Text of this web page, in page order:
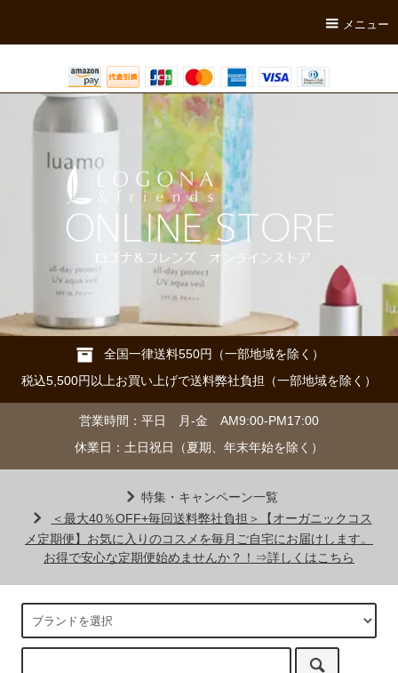
メニュー
全国一律送料550円（一部地域を除く）
税込5,500円以上お買い上げで送料弊社負担（一部地域を除く）
営業時間：平日 月-金 AM9:00-PM17:00
休業日：土日祝日（夏期、年末年始を除く）
特集・キャンペーン一覧
＜最大40％OFF+毎回送料弊社負担＞【オーガニックコス
メ定期便】お気に入りのコスメを毎月ご自宅にお届けします。
お得で安心な定期便始めませんか？！⇒詳しくはこちら